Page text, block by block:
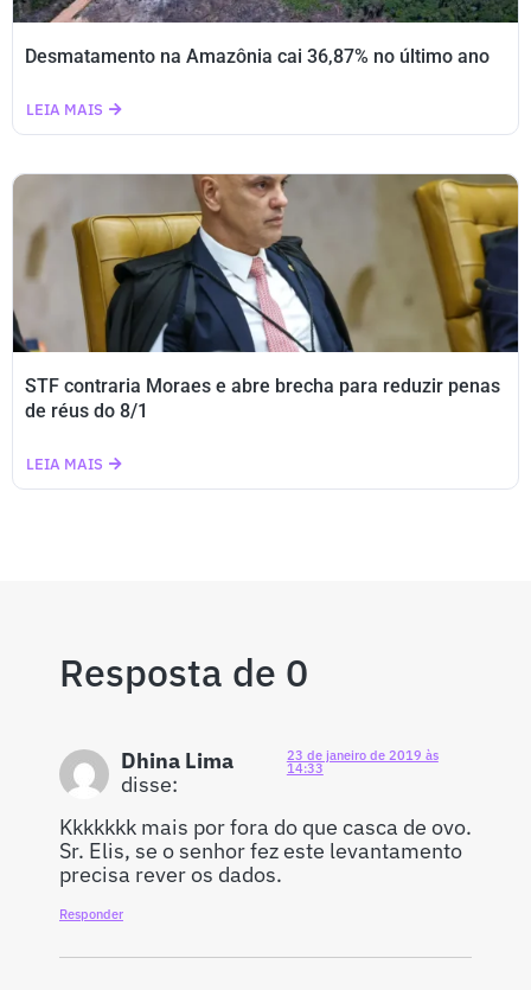
Desmatamento na Amazônia cai 36,87% no último ano
LEIA MAIS
STF contraria Moraes e abre brecha para reduzir penas
de réus do 8/1
LEIA MAIS
Resposta de 0
Dhina Lima
disse:
23 de janeiro de 2019 às
14:33
Kkkkkkk mais por fora do que casca de ovo.
Sr. Elis, se o senhor fez este levantamento
precisa rever os dados.
Responder